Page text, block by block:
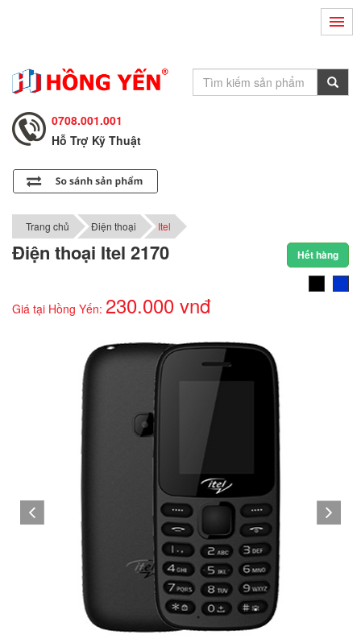
0708.002.002
Tư Vấn Bán Hàng
Hỗ Trợ Kỹ Thuật
0708.002.002
0708.001.001
Trang chủ Điện thoại Itel
Điện thoại Itel 2170 Hết hàng
Giá tại Hồng Yến: 230.000 vnđ